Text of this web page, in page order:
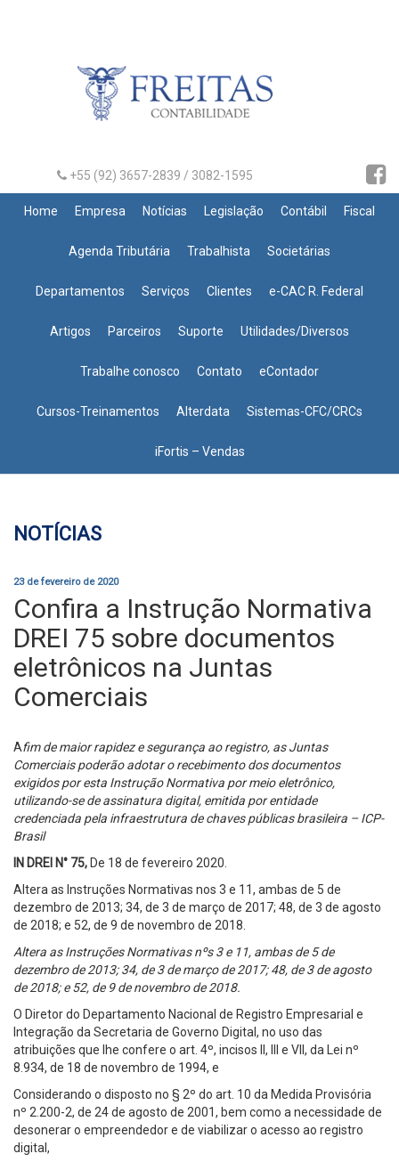
+55 (92) 3657-2839 / 3082-1595
Home Empresa Notícias Legislação Contábil Fiscal
Agenda Tributária Trabalhista Societárias
Departamentos Serviços Clientes e-CAC R. Federal
Artigos Parceiros Suporte Utilidades/Diversos
Trabalhe conosco Contato eContador
Cursos-Treinamentos Alterdata Sistemas-CFC/CRCs
iFortis – Vendas
NOTÍCIAS
23 de fevereiro de 2020
Confira a Instrução Normativa
DREI 75 sobre documentos
eletrônicos na Juntas
Comerciais
Afim de maior rapidez e segurança ao registro, as Juntas
Comerciais poderão adotar o recebimento dos documentos
exigidos por esta Instrução Normativa por meio eletrônico,
utilizando-se de assinatura digital, emitida por entidade
credenciada pela infraestrutura de chaves públicas brasileira – ICP-
Brasil
IN DREI N° 75, De 18 de fevereiro 2020.
Altera as Instruções Normativas nos 3 e 11, ambas de 5 de
dezembro de 2013; 34, de 3 de março de 2017; 48, de 3 de agosto
de 2018; e 52, de 9 de novembro de 2018.
Altera as Instruções Normativas nºs 3 e 11, ambas de 5 de
dezembro de 2013; 34, de 3 de março de 2017; 48, de 3 de agosto
de 2018; e 52, de 9 de novembro de 2018.
O Diretor do Departamento Nacional de Registro Empresarial e
Integração da Secretaria de Governo Digital, no uso das
atribuições que lhe confere o art. 4º, incisos II, III e VII, da Lei nº
8.934, de 18 de novembro de 1994, e
Considerando o disposto no § 2º do art. 10 da Medida Provisória
nº 2.200-2, de 24 de agosto de 2001, bem como a necessidade de
desonerar o empreendedor e de viabilizar o acesso ao registro
digital,